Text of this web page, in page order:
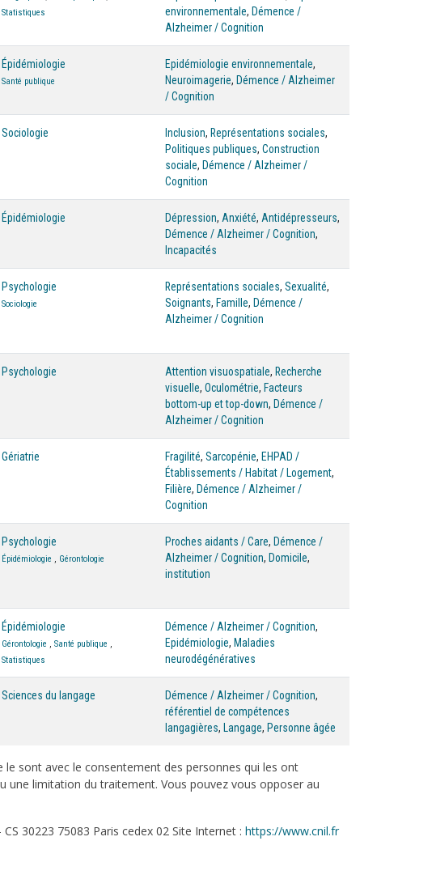
Statistiques
environnementale, Démence /
Alzheimer / Cognition
Épidémiologie
Santé publique
Epidémiologie environnementale,
Neuroimagerie, Démence / Alzheimer
/ Cognition
Sociologie Inclusion, Représentations sociales,
Politiques publiques, Construction
sociale, Démence / Alzheimer /
Cognition
Épidémiologie Dépression, Anxiété, Antidépresseurs,
Démence / Alzheimer / Cognition,
Incapacités
Psychologie
Sociologie
Représentations sociales, Sexualité,
Soignants, Famille, Démence /
Alzheimer / Cognition
Psychologie Attention visuospatiale, Recherche
visuelle, Oculométrie, Facteurs
bottom-up et top-down, Démence /
Alzheimer / Cognition
Gériatrie Fragilité, Sarcopénie, EHPAD /
Établissements / Habitat / Logement,
Filière, Démence / Alzheimer /
Cognition
Psychologie
Épidémiologie , Gérontologie
Proches aidants / Care, Démence /
Alzheimer / Cognition, Domicile,
institution
Épidémiologie
Gérontologie , Santé publique ,
Statistiques
Démence / Alzheimer / Cognition,
Epidémiologie, Maladies
neurodégénératives
Sciences du langage Démence / Alzheimer / Cognition,
référentiel de compétences
langagières, Langage, Personne âgée
sont avec le consentement des personnes qui les ont
une limitation du traitement. Vous pouvez vous opposer au
30223 75083 Paris cedex 02 Site Internet : https://www.cnil.fr